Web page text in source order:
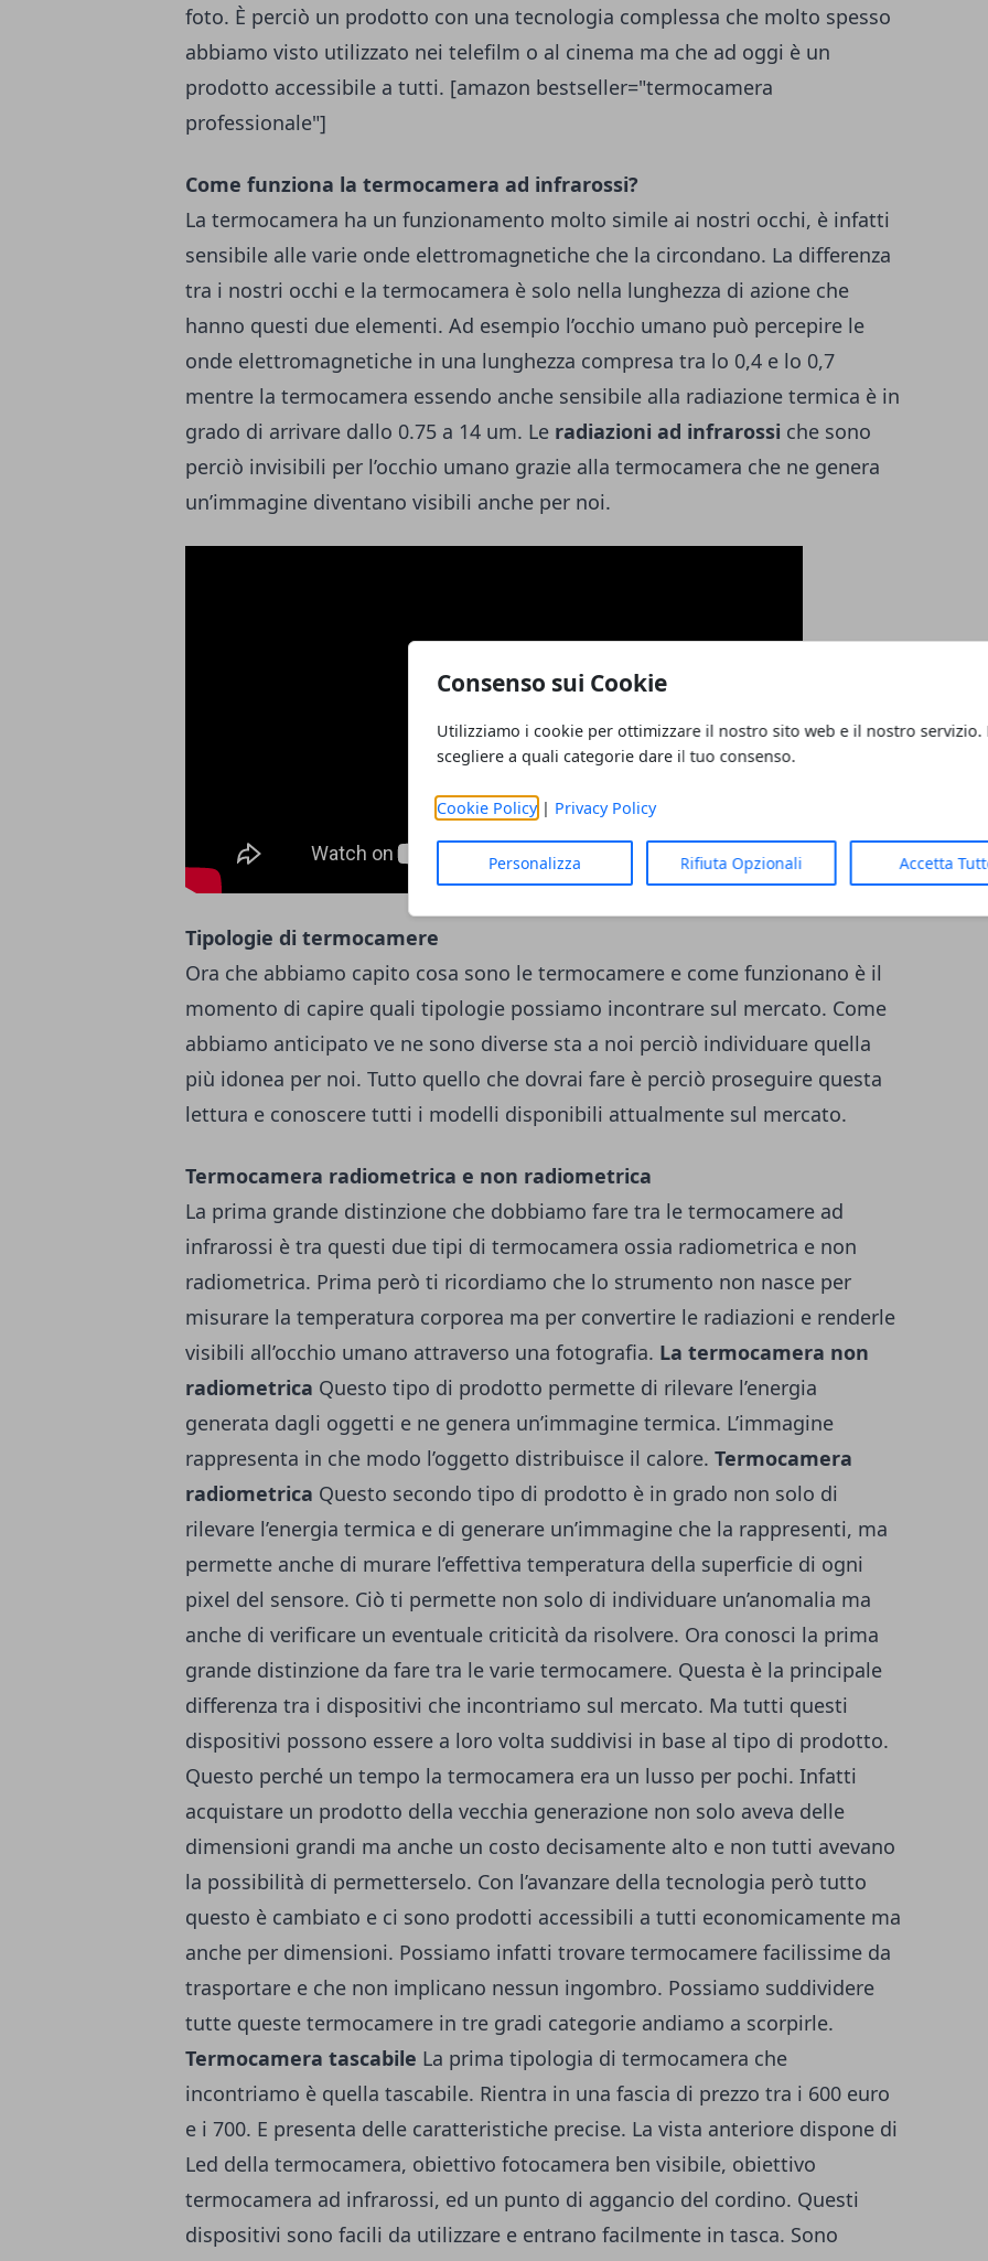
Consenso sui Cookie
Utilizziamo i cookie per ottimizzare il nostro sito web e il nostro servizio.
scegliere a quali categorie dare il tuo consenso.
Cookie Policy| Privacy Policy
Personalizza Rifiuta Opzionali Accetta
foto. È perciò un prodotto con una tecnologia complessa che molto spesso
abbiamo visto utilizzato nei telefilm o al cinema ma che ad oggi è un
prodotto accessibile a tutti. [amazon bestseller="termocamera
professionale"]
Come funziona la termocamera ad infrarossi?
La termocamera ha un funzionamento molto simile ai nostri occhi, è infatti
sensibile alle varie onde elettromagnetiche che la circondano. La differenza
tra i nostri occhi e la termocamera è solo nella lunghezza di azione che
hanno questi due elementi. Ad esempio l’occhio umano può percepire le
onde elettromagnetiche in una lunghezza compresa tra lo 0,4 e lo 0,7
mentre la termocamera essendo anche sensibile alla radiazione termica è in
grado di arrivare dallo 0.75 a 14 um. Le radiazioni ad infrarossi che sono
perciò invisibili per l’occhio umano grazie alla termocamera che ne genera
un’immagine diventano visibili anche per noi.
Tipologie di termocamere
Ora che abbiamo capito cosa sono le termocamere e come funzionano è il
momento di capire quali tipologie possiamo incontrare sul mercato. Come
abbiamo anticipato ve ne sono diverse sta a noi perciò individuare quella
più idonea per noi. Tutto quello che dovrai fare è perciò proseguire questa
lettura e conoscere tutti i modelli disponibili attualmente sul mercato.
Termocamera radiometrica e non radiometrica
La prima grande distinzione che dobbiamo fare tra le termocamere ad
infrarossi è tra questi due tipi di termocamera ossia radiometrica e non
radiometrica. Prima però ti ricordiamo che lo strumento non nasce per
misurare la temperatura corporea ma per convertire le radiazioni e renderle
visibili all’occhio umano attraverso una fotografia. La termocamera non
radiometrica Questo tipo di prodotto permette di rilevare l’energia
generata dagli oggetti e ne genera un’immagine termica. L’immagine
rappresenta in che modo l’oggetto distribuisce il calore. Termocamera
radiometrica Questo secondo tipo di prodotto è in grado non solo di
rilevare l’energia termica e di generare un’immagine che la rappresenti, ma
permette anche di murare l’effettiva temperatura della superficie di ogni
pixel del sensore. Ciò ti permette non solo di individuare un’anomalia ma
anche di verificare un eventuale criticità da risolvere. Ora conosci la prima
grande distinzione da fare tra le varie termocamere. Questa è la principale
differenza tra i dispositivi che incontriamo sul mercato. Ma tutti questi
dispositivi possono essere a loro volta suddivisi in base al tipo di prodotto.
Questo perché un tempo la termocamera era un lusso per pochi. Infatti
acquistare un prodotto della vecchia generazione non solo aveva delle
dimensioni grandi ma anche un costo decisamente alto e non tutti avevano
la possibilità di permetterselo. Con l’avanzare della tecnologia però tutto
questo è cambiato e ci sono prodotti accessibili a tutti economicamente ma
anche per dimensioni. Possiamo infatti trovare termocamere facilissime da
trasportare e che non implicano nessun ingombro. Possiamo suddividere
tutte queste termocamere in tre gradi categorie andiamo a scorpirle.
Termocamera tascabile La prima tipologia di termocamera che
incontriamo è quella tascabile. Rientra in una fascia di prezzo tra i 600 euro
e i 700. E presenta delle caratteristiche precise. La vista anteriore dispone di
Led della termocamera, obiettivo fotocamera ben visibile, obiettivo
termocamera ad infrarossi, ed un punto di aggancio del cordino. Questi
dispositivi sono facili da utilizzare e entrano facilmente in tasca. Sono